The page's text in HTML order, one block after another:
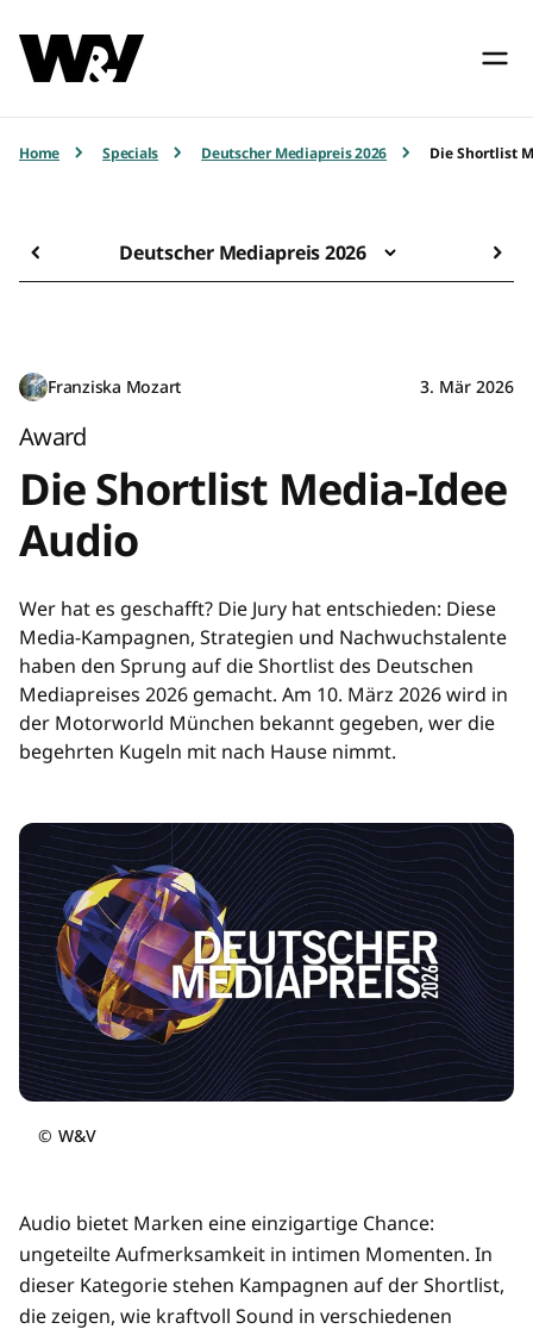
Home Specials Deutscher Mediapreis 2026 Die Shortlist
Deutscher Mediapreis 2026
Franziska Mozart 3. Mär 2026
Award
Die Shortlist Media-Idee
Audio
Wer hat es geschafft? Die Jury hat entschieden: Diese
Media-Kampagnen, Strategien und Nachwuchstalente
haben den Sprung auf die Shortlist des Deutschen
Mediapreises 2026 gemacht. Am 10. März 2026 wird in
der Motorworld München bekannt gegeben, wer die
begehrten Kugeln mit nach Hause nimmt.
© W&V
Audio bietet Marken eine einzigartige Chance:
ungeteilte Aufmerksamkeit in intimen Momenten. In
dieser Kategorie stehen Kampagnen auf der Shortlist,
die zeigen, wie kraftvoll Sound in verschiedenen